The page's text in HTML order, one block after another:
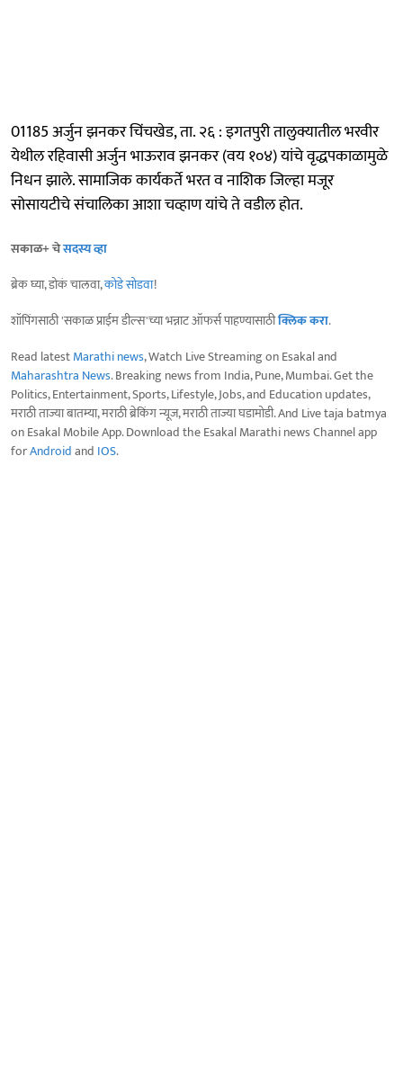
01185 अर्जुन झनकर चिंचखेड, ता. २६ : इगतपुरी तालुक्यातील भरवीर
येथील रहिवासी अर्जुन भाऊराव झनकर (वय १०४) यांचे वृद्धपकाळामुळे
निधन झाले. सामाजिक कार्यकर्ते भरत व नाशिक जिल्हा मजूर
सोसायटीचे संचालिका आशा चव्हाण यांचे ते वडील होत.
सकाळ+ चेसदस्य व्हा
ब्रेक घ्या, डोकं चालवा,कोडे सोडवा!
शॉपिंगसाठी 'सकाळ प्राईम डील्स'च्या भन्नाट ऑफर्स पाहण्यासाठीक्लिक करा.
Read latestMarathi news, Watch Live Streaming on Esakal and
Maharashtra News. Breaking news from India, Pune, Mumbai. Get the
Politics, Entertainment, Sports, Lifestyle, Jobs, and Education updates,
मराठी ताज्या बातम्या, मराठी ब्रेकिंग न्यूज, मराठी ताज्या घडामोडी. And Live taja batmya
on Esakal Mobile App. Download the Esakal Marathi news Channel app
forAndroidand IOS.